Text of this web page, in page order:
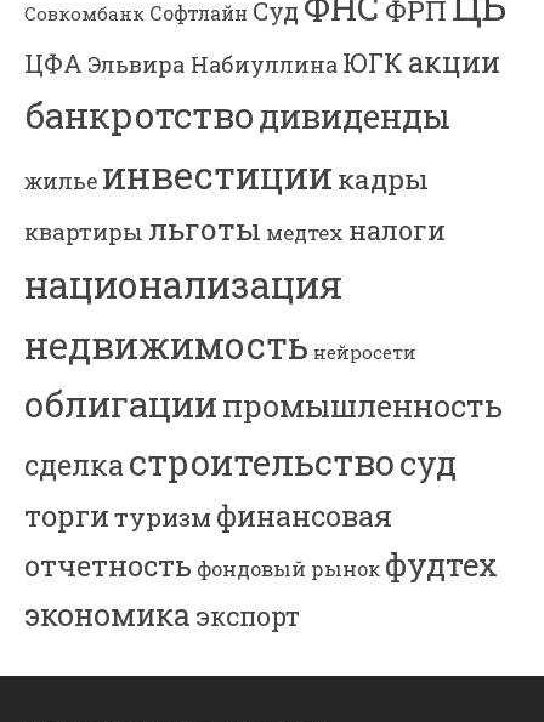
Совкомбанк Софтлайн Суд ФРП
ЦФА Эльвира Набиуллина ЮГК акции
банкротстводивиденды
жилье инвестиции кадры
квартиры льготы медтех налоги
национализация
недвижимость нейросети
облигациипромышленность
сделкастроительствосуд
торгитуризм финансовая
отчетность фондовый рынок фудтех
экономика экспорт